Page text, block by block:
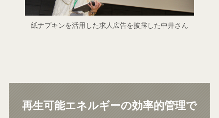
紙ナプキンを活用した求人広告を披露した中井さん
再生可能エネルギーの効率的管理で